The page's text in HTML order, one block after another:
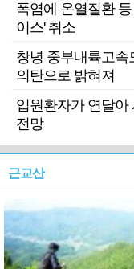
폭염에 온열질환
이스' 취소
창녕 중부내륙고
의탄으로 밝혀져
입원환자가 연달아
전망
근교산